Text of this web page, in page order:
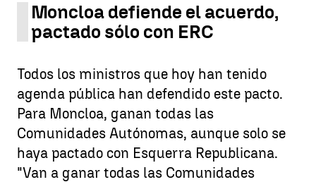
Moncloa defiende el acuerdo,
pactado sólo con ERC
Todos los ministros que hoy han tenido
agenda pública han defendido este pacto.
Para Moncloa, ganan todas las
Comunidades Autónomas, aunque solo se
haya pactado con Esquerra Republicana.
"Van a ganar todas las Comunidades